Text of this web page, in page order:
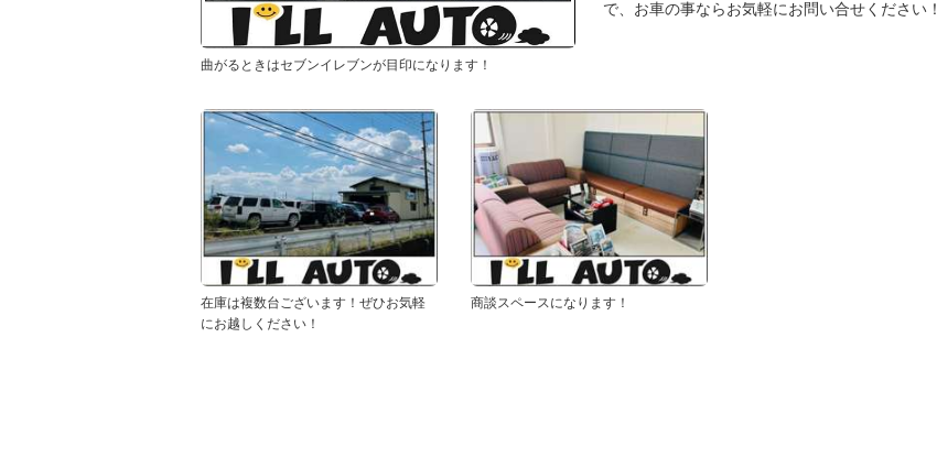
曲がるときはセブンイレブンが目印になります！
で、お車の事ならお気軽にお問い合せください！
在庫は複数台ございます！ぜひお気軽
にお越しください！
商談スペースになります！